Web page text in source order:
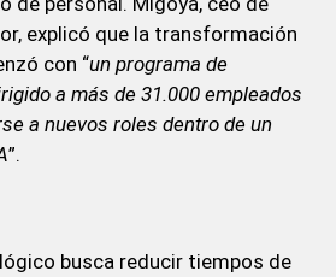
explicó que la transformación
con “un programa de
a más de 31.000 empleados
a nuevos roles dentro de un
”.
busca reducir tiempos de